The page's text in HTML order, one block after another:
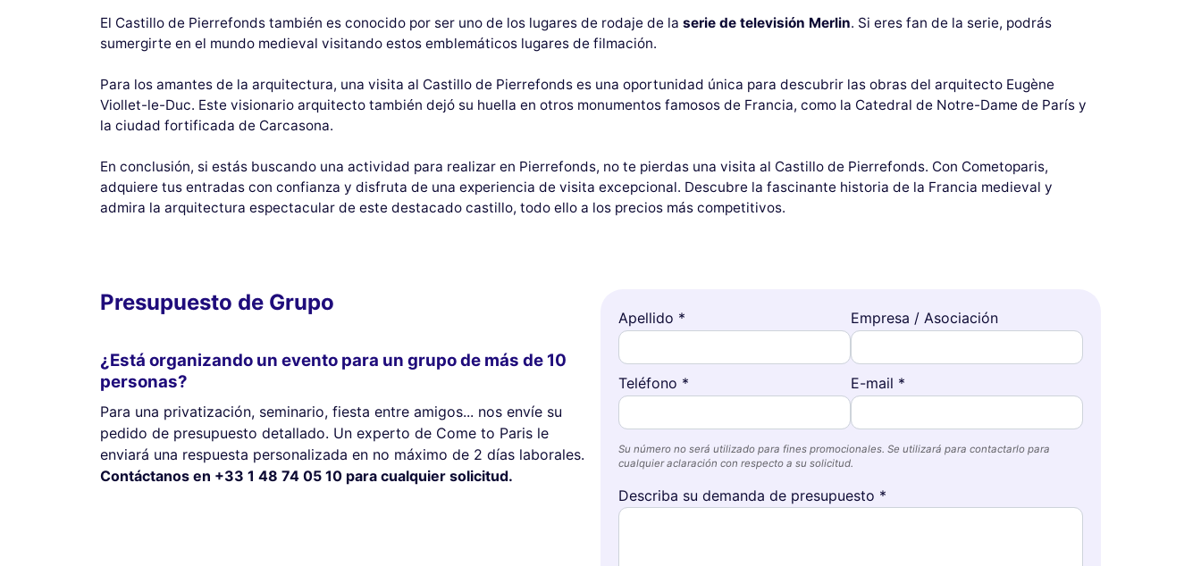
El Castillo de Pierrefonds también es conocido por ser uno de los lugares de rodaje de la serie de televisión Merlin. Si eres fan de la serie, podrás
sumergirte en el mundo medieval visitando estos emblemáticos lugares de filmación.
Para los amantes de la arquitectura, una visita al Castillo de Pierrefonds es una oportunidad única para descubrir las obras del arquitecto Eugène
Viollet-le-Duc. Este visionario arquitecto también dejó su huella en otros monumentos famosos de Francia, como la Catedral de Notre-Dame de París y
la ciudad fortificada de Carcasona.
En conclusión, si estás buscando una actividad para realizar en Pierrefonds, no te pierdas una visita al Castillo de Pierrefonds. Con Cometoparis,
adquiere tus entradas con confianza y disfruta de una experiencia de visita excepcional. Descubre la fascinante historia de la Francia medieval y
admira la arquitectura espectacular de este destacado castillo, todo ello a los precios más competitivos.
Presupuesto de Grupo
¿Está organizando un evento para un grupo de más de 10
personas?
Para una privatización, seminario, fiesta entre amigos... nos envíe su
pedido de presupuesto detallado. Un experto de Come to Paris le
enviará una respuesta personalizada en no máximo de 2 días laborales.
Contáctanos en +33 1 48 74 05 10 para cualquier solicitud.
Apellido * Empresa / Asociación
Teléfono * E-mail *
Su número no será utilizado para fines promocionales. Se utilizará para contactarlo para
cualquier aclaración con respecto a su solicitud.
Describa su demanda de presupuesto *